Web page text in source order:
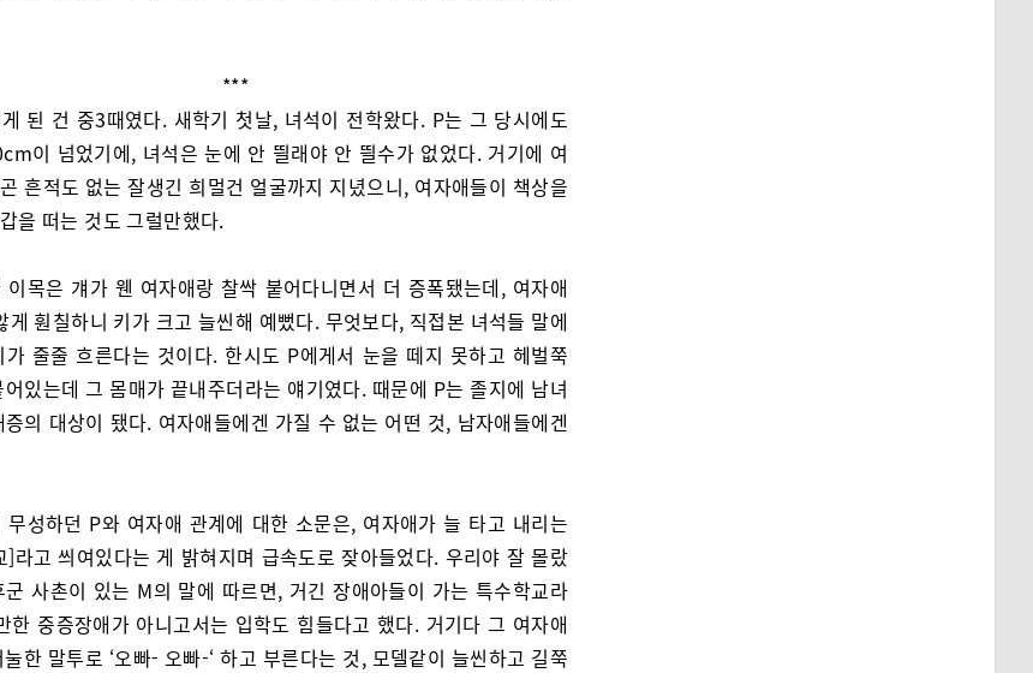
***
된 건 중3때였다. 새학기 첫날, 녀석이 전학왔다. P는 그 당시에도
이 넘었기에, 녀석은 눈에 안 띌래야 안 띌수가 없었다. 거기에 여
흔적도 없는 잘생긴 희멀건 얼굴까지 지녔으니, 여자애들이 책상을
을 떠는 것도 그럴만했다.
이목은 걔가 웬 여자애랑 찰싹 붙어다니면서 더 증폭됐는데, 여자애
게 훤칠하니 키가 크고 늘씬해 예뻤다. 무엇보다, 직접본 녀석들 말에
가 줄줄 흐른다는 것이다. 한시도 P에게서 눈을 떼지 못하고 헤벌쭉
있는데 그 몸매가 끝내주더라는 얘기였다. 때문에 P는 졸지에 남녀
의 대상이 됐다. 여자애들에겐 가질 수 없는 어떤 것, 남자애들에겐
무성하던 P와 여자애 관계에 대한 소문은, 여자애가 늘 타고 내리는
]라고 씌여있다는 게 밝혀지며 급속도로 잦아들었다. 우리야 잘 몰랐
군 사촌이 있는 M의 말에 따르면, 거긴 장애아들이 가는 특수학교라
한 중증장애가 아니고서는 입학도 힘들다고 했다. 거기다 그 여자애
한 말투로 ‘오빠- 오빠-‘ 하고 부른다는 것, 모델같이 늘씬하고 길쭉